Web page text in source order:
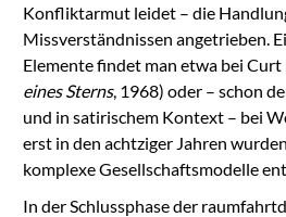
Konfliktarmut leidet – die
Missverständnissen angetrieben.
Elemente findet man etwa bei Curt
eines Sterns, 1968) oder – schon
und in satirischem Kontext – bei
erst in den achtziger Jahren
komplexe Gesellschaftsmodelle
In der Schlussphase der